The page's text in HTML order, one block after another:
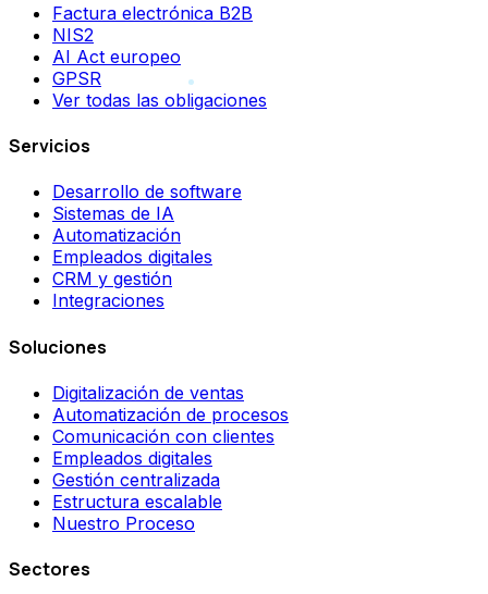
Factura electrónica B2B
NIS2
AI Act europeo
GPSR
Ver todas las obligaciones
Servicios
Desarrollo de software
Sistemas de IA
Automatización
Empleados digitales
CRM y gestión
Integraciones
Soluciones
Digitalización de ventas
Automatización de procesos
Comunicación con clientes
Empleados digitales
Gestión centralizada
Estructura escalable
Nuestro Proceso
Sectores